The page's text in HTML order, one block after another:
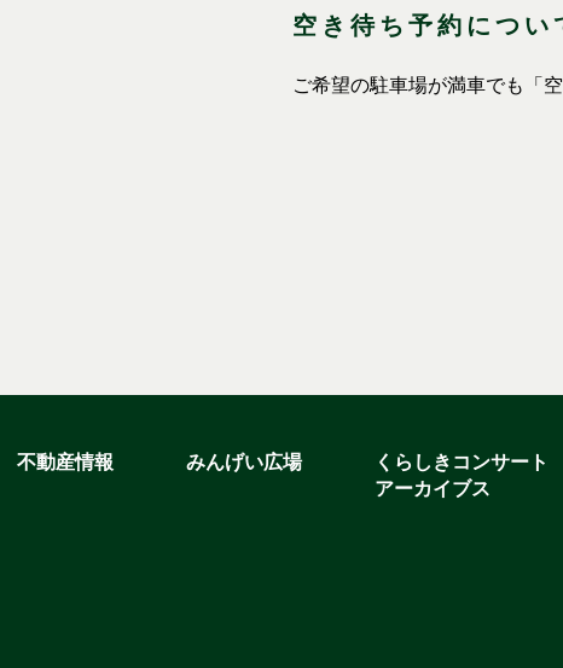
空き待ち予約につい
ご希望の駐車場が満車でも「
不動産情報 みんげい広場
くらしきコンサート
アーカイブス